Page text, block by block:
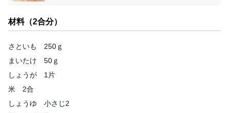
材料（2合分）
さといも 250ｇ
まいたけ 50ｇ
しょうが 1片
米 2合
しょうゆ 小さじ2